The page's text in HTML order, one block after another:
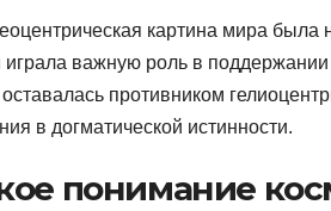
картина мира была
играла важную роль в
противником
в догматической истинности.
понимание